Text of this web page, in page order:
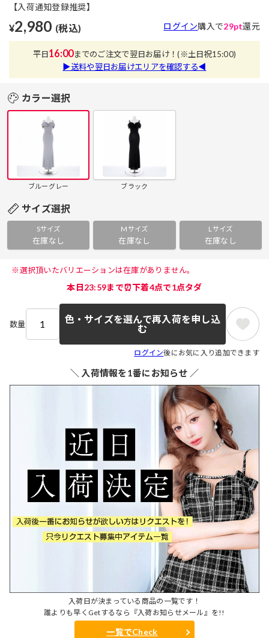
【入荷通知登録推奨】
¥2,980 (税込) ログイン購入で29pt還元
平日16:00までのご注文で翌日お届け！(※土日祝15:00)
▶送料や翌日お届けエリアを確認する◀
カラー選択
ブルーグレー ブラック
サイズ選択
Sサイズ
在庫なし
Mサイズ
在庫なし
Lサイズ
在庫なし
※選択頂いたバリエーションは在庫がありません。
本日23:59まで⏰下着4点で1点タダ
数量
色・サイズを選んで再入荷を申し込
む
ログイン後にお気に入り追加できます
＼ 入荷情報を1番にお知らせ ／
入荷日が決まっている商品の一覧です！
誰よりも早くGetするなら『入荷お知らせメール』を!!
一覧でCheck